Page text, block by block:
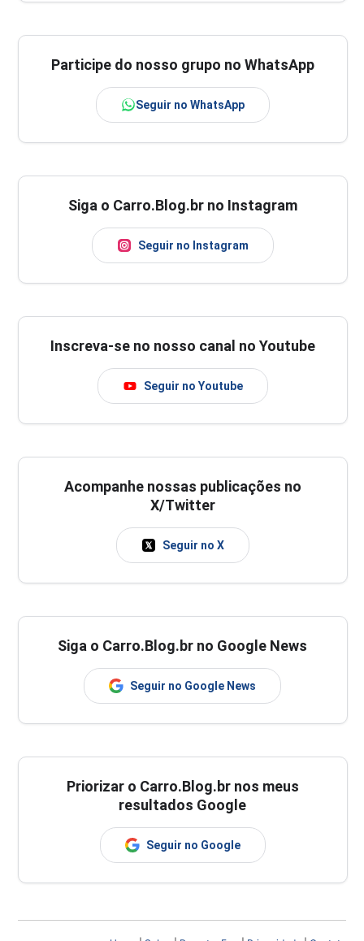
Participe do nosso grupo no WhatsApp
Seguir no WhatsApp
Siga o Carro.Blog.br no Instagram
Seguir no Instagram
Inscreva-se no nosso canal no Youtube
Seguir no Youtube
Acompanhe nossas publicações no
X/Twitter
Seguir no X
Siga o Carro.Blog.br no Google News
Seguir no Google News
Priorizar o Carro.Blog.br nos meus
resultados Google
Seguir no Google